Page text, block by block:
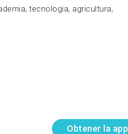
tecnologia, agricultura,
Obtener la app